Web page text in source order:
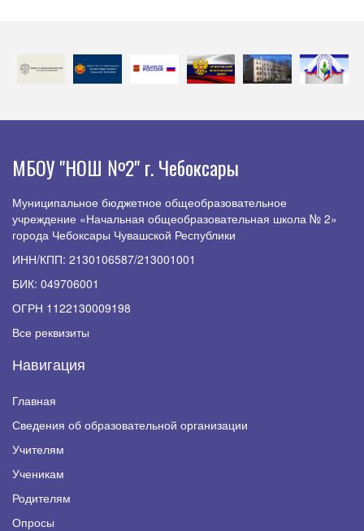
МБОУ "НОШ №2" г. Чебоксары
Муниципальное бюджетное общеобразовательное
учреждение «Начальная общеобразовательная школа № 2»
города Чебоксары Чувашской Республики
ИНН/КПП: 2130106587/213001001
БИК: 049706001
ОГРН 1122130009198
Все реквизиты
Навигация
Главная
Сведения об образовательной организации
Учителям
Ученикам
Родителям
Опросы